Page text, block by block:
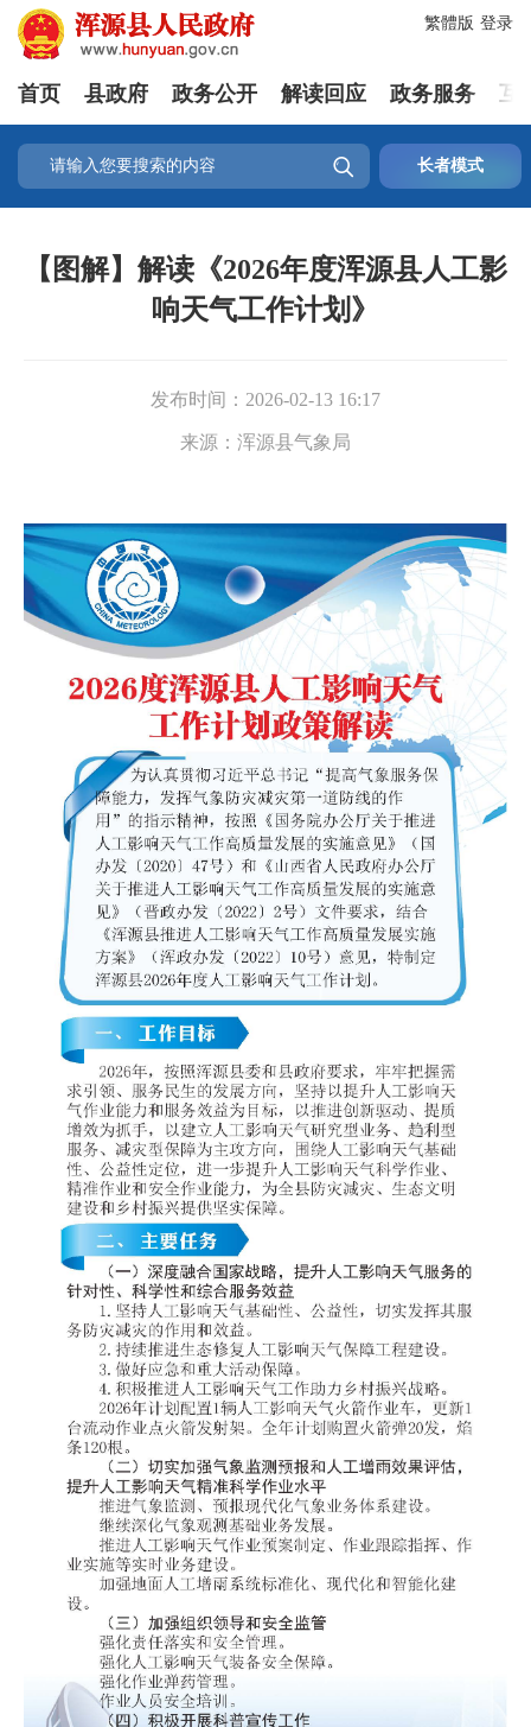
登录
繁體版
首页 县政府 政务公开 解读回应 政务服务 互
 长者模式
【图解】解读《2026年度浑源县人工影
响天气工作计划》
发布时间： 2026-02-13 16:17
来源： 浑源县气象局